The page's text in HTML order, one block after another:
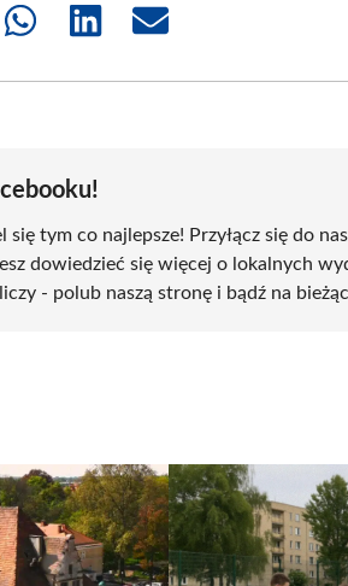
Share
Share
Share
tym co najlepsze! Przyłącz się do
dowiedzieć się więcej o lokalnych
- polub naszą stronę i bądź na